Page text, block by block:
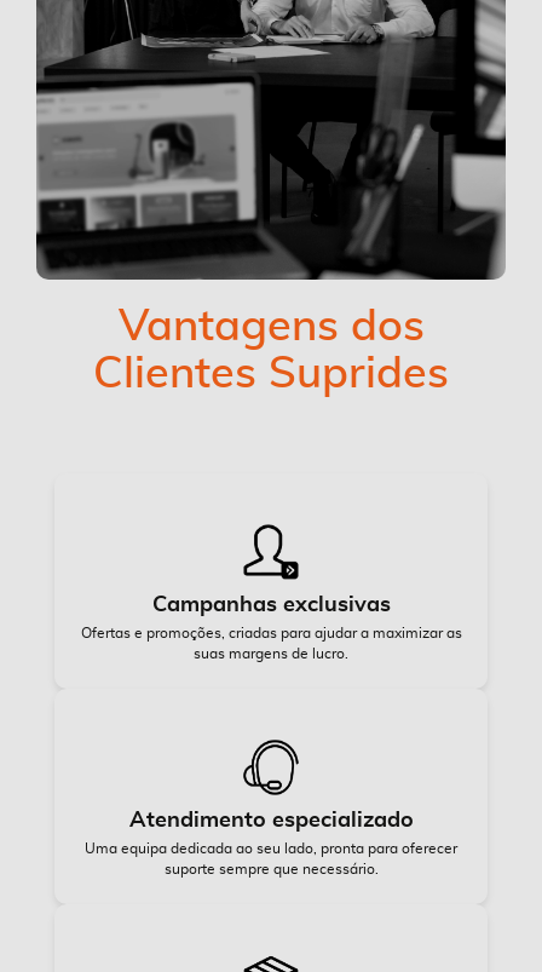
Vantagens dos
Clientes Suprides
Campanhas exclusivas
Ofertas e promoções, criadas para ajudar a maximizar as
suas margens de lucro.
Atendimento especializado
Uma equipa dedicada ao seu lado, pronta para oferecer
suporte sempre que necessário.